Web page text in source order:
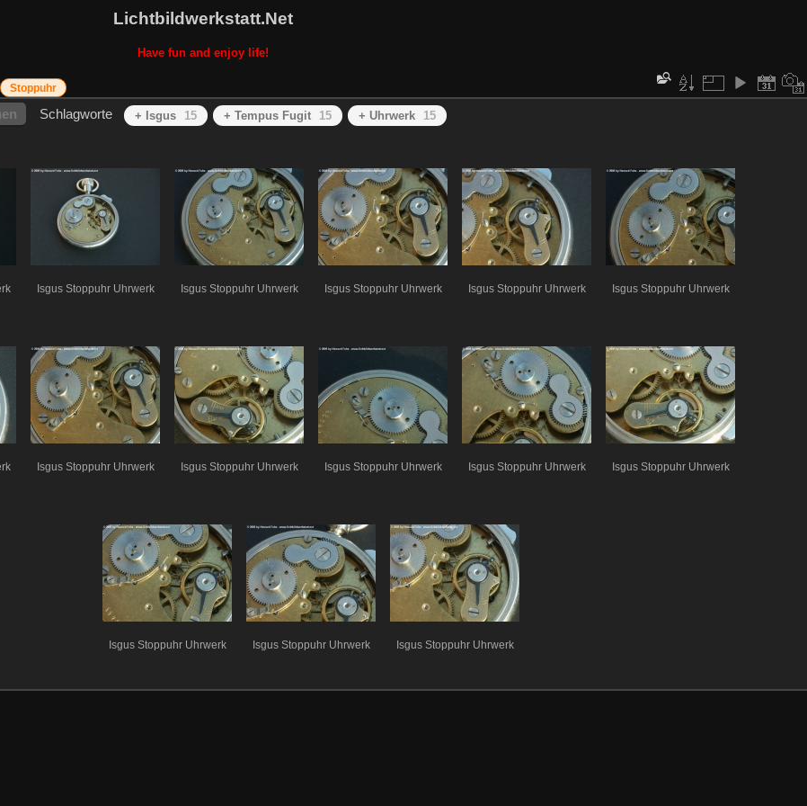
Lichtbildwerkstatt.Net
Have fun and enjoy life!
Stoppuhr
Schlagworte + Isgus 15 + Tempus Fugit 15 + Uhrwerk 15
Isgus Stoppuhr Uhrwerk Isgus Stoppuhr Uhrwerk Isgus Stoppuhr Uhrwerk Isgus Stoppuhr Uhrwerk Isgus Stoppuhr Uhrwerk
Isgus Stoppuhr Uhrwerk Isgus Stoppuhr Uhrwerk Isgus Stoppuhr Uhrwerk Isgus Stoppuhr Uhrwerk Isgus Stoppuhr Uhrwerk
Isgus Stoppuhr Uhrwerk Isgus Stoppuhr Uhrwerk Isgus Stoppuhr Uhrwerk